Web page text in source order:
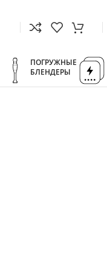
ПОГРУЖНЫЕ
БЛЕНДЕРЫ